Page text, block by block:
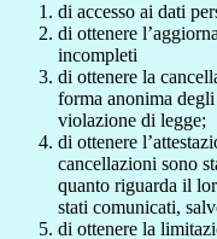
di accesso ai dati
di ottenere
incompleti
di ottenere la
forma anonima
violazione di legge;
di ottenere
cancellazioni sono
quanto riguarda il
stati comunicati,
di ottenere la